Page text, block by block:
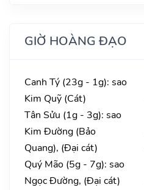
GIỜ HOÀNG ĐẠO
Canh Tý (23g - 1g): sao
Kim Quỹ (Cát)
Tân Sửu (1g - 3g): sao
Kim Đường (Bảo
Quang), (Đại cát)
Quý Mão (5g - 7g): sao
Ngọc Đường, (Đại cát)